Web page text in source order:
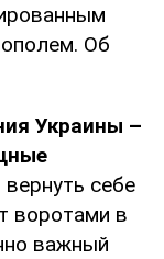
Об
Украины –
себе
воротами в
важный